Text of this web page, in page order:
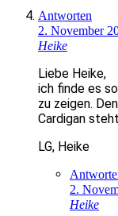
Antworten
2. November
Heike
Liebe Heike,
ich finde es
zu zeigen.
Cardigan
LG, Heike
2.
Heike